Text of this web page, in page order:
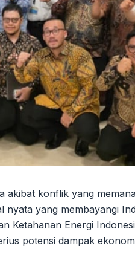
akibat konflik yang
yang membayangi
Ketahanan Energi
potensi dampak